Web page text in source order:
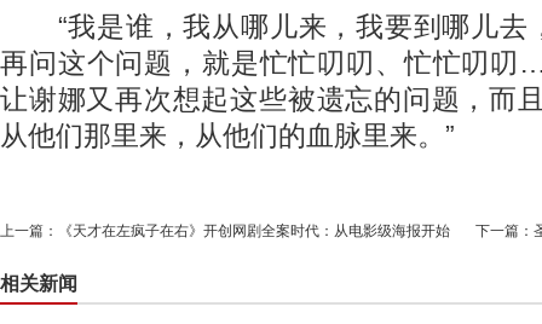
“我是谁，我从哪儿来，我要到哪儿去
再问这个问题，就是忙忙叨叨、忙忙叨
让谢娜又再次想起这些被遗忘的问题，而
从他们那里来，从他们的血脉里来。”
上一篇： 《天才在左疯子在右》开创网剧全案时代：从电影级海报开始 下一篇：
相关新闻